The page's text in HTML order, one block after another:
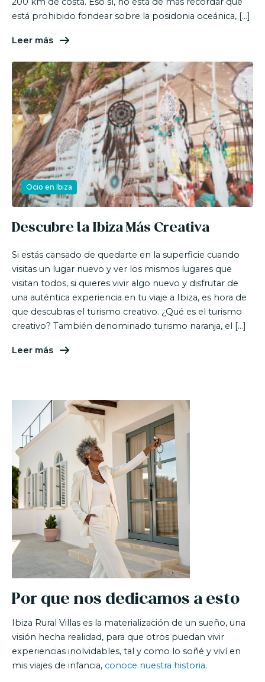
está prohibido fondear sobre la posidonia oceánica, […]
Leer más
Ocio en Ibiza
Descubre la Ibiza Más Creativa
Si estás cansado de quedarte en la superficie cuando
visitas un lugar nuevo y ver los mismos lugares que
visitan todos, si quieres vivir algo nuevo y disfrutar de
una auténtica experiencia en tu viaje a Ibiza, es hora de
que descubras el turismo creativo. ¿Qué es el turismo
creativo? También denominado turismo naranja, el […]
Leer más
Por que nos dedicamos a esto
Ibiza Rural Villas es la materialización de un sueño, una
visión hecha realidad, para que otros puedan vivir
experiencias inolvidables, tal y como lo soñé y viví en
mis viajes de infancia, conoce nuestra historia.